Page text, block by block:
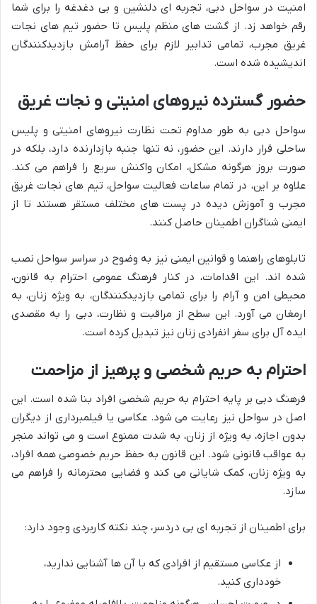
امنیت در سواحل دبی، تجربه ای دلنشین و بی دغدغه را برای شما
رقم خواهد زد. از گشت های منظم پلیس تا حضور تیم های نجات
غریق مجرب، تمامی تدابیر لازم برای حفظ آرامش بازدیدکنندگان
اندیشیده شده است.
حضور گسترده نیروهای امنیتی و نجات غریق
سواحل دبی به طور مداوم تحت نظارت نیروهای امنیتی و پلیس
ساحلی قرار دارند. این حضور، نه تنها جنبه بازدارنده دارد، بلکه در
صورت بروز هرگونه مشکل، امکان واکنش سریع را فراهم می کند.
علاوه بر این، در تمام ساعات فعالیت سواحل، تیم های نجات غریق
مجرب و آموزش دیده در پست های مختلف مستقر هستند تا از
ایمنی شناگران اطمینان حاصل کنند.
تابلوهای راهنما و قوانین ایمنی نیز به وضوح در سراسر سواحل نصب
شده اند. این اقدامات، در کنار فرهنگ عمومی احترام به قانون،
محیطی امن و آرام را برای تمامی بازدیدکنندگان، به ویژه زنان، به
ارمغان می آورد. این سطح از مراقبت و نظارت، دبی را به مقصدی
ایده آل برای سفر انفرادی زنان نیز تبدیل کرده است.
احترام به حریم شخصی و پرهیز از مزاحمت
فرهنگ دبی بر پایه احترام به حریم شخصی افراد بنا شده است. این
اصل در سواحل نیز رعایت می شود. عکاسی یا فیلمبرداری از دیگران
بدون اجازه، به ویژه از زنان، به شدت ممنوع است و می تواند منجر
به عواقب قانونی شود. این قانون به حفظ حریم خصوصی همه افراد،
به ویژه زنان، کمک شایانی می کند و فضایی محترمانه را فراهم می
سازد.
برای اطمینان از تجربه ای بی دردسر، چند نکته کاربردی وجود دارد:
از عکاسی مستقیم از افرادی که با آن ها آشنایی ندارید،
خودداری کنید.